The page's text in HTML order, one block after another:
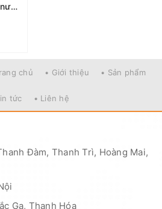
Tủ khử trùng kết hợp lò nướng Kieler KL-TL520
chủ • Giới thiệu • Sản phẩm
tức • Liên hệ
Đàm, Thanh Trì, Hoàng Mai,
Ga, Thanh Hóa